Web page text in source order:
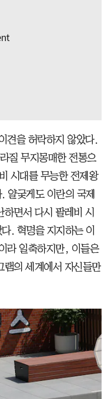
견을 허락하지 않았다.
질 무지몽매한 전통으
시대를 무능한 전제왕
얄궂게도 이란의 국제
면서 다시 팔레비 시
. 혁명을 지지하는 이
라 일축하지만, 이들은
램의 세계에서 자신들만